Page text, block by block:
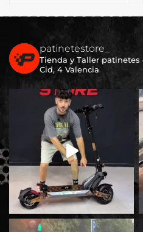
€1.000,00.
patinetestore_
Tienda y Taller patinetes
Cid, 4 Valencia